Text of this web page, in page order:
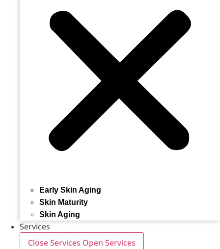
Early Skin Aging
Skin Maturity
Skin Aging
Services
Close Services Open Services